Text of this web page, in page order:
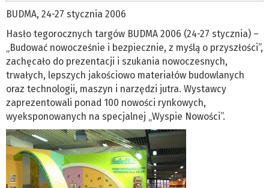
BUDMA, 24-27 stycznia 2006
Hasło tegorocznych targów BUDMA 2006 (24-27 stycznia) –
„Budować nowocześnie i bezpiecznie, z myślą o przyszłości”,
zachęcało do prezentacji i szukania nowoczesnych,
trwałych, lepszych jakościowo materiałów budowlanych
oraz technologii, maszyn i narzędzi jutra. Wystawcy
zaprezentowali ponad 100 nowości rynkowych,
wyeksponowanych na specjalnej „Wyspie Nowości”.